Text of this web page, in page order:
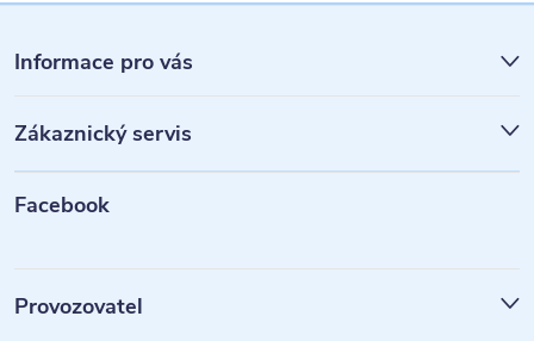
á
p
a
Informace pro vás
Zákaznický servis
Facebook
Provozovatel